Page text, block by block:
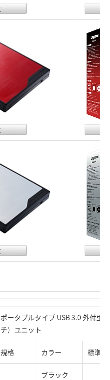
ポータブルタイプ USB 3.0 外付型
チ）ユニット
規格 カラー 標準価
ブラック